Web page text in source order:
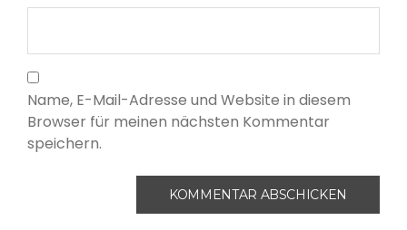
Name, E-Mail-Adresse und Website in diesem
Browser für meinen nächsten Kommentar
speichern.